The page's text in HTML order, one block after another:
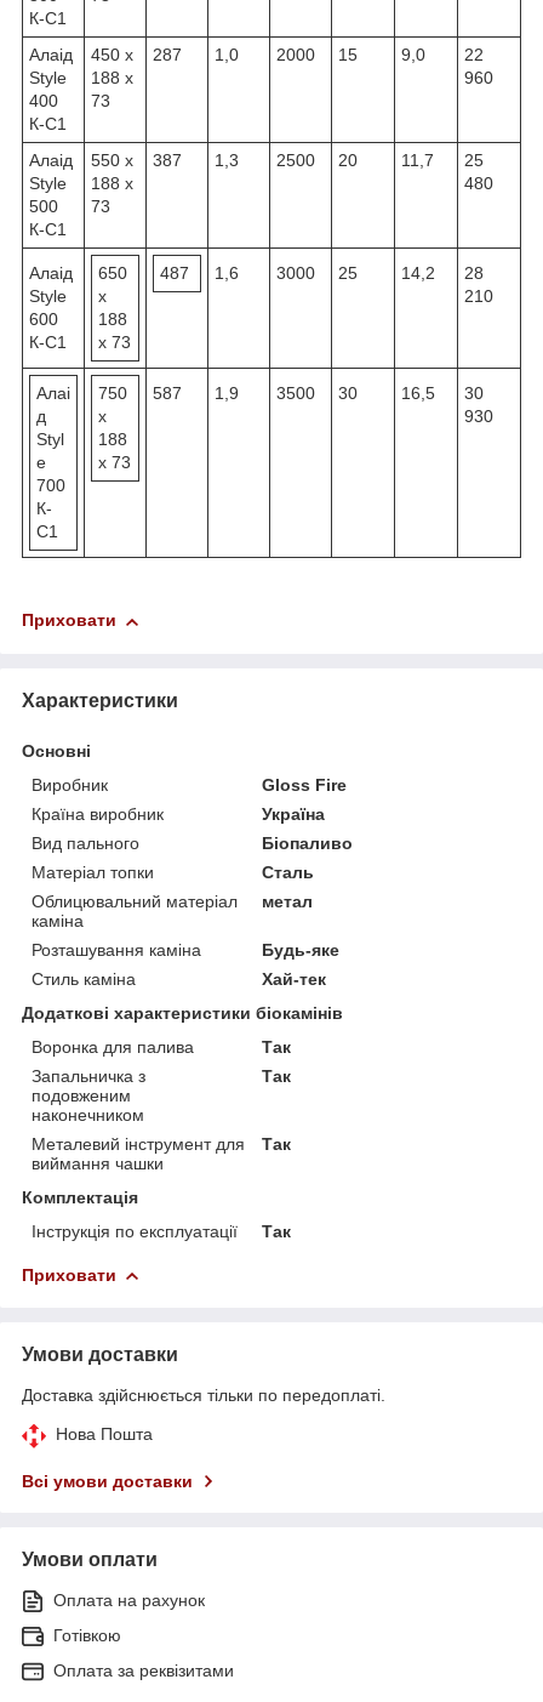
К-С1
Алаід
Style
400
К-С1
450 х
188 х
73
287 1,0 2000 15 9,0
22
960
Алаід
Style
500
К-С1
550 х
188 х
73
387 1,3 2500 20 11,7
25
480
Алаід
Style
600
К-С1
650
х
188
х 73
487 1,6 3000 25 14,2
28
210
Алаі
д
Styl
e
700
К-
С1
750
х
188
х 73
587 1,9 3500 30 16,5
30
930
Приховати
Характеристики
Основні
Виробник
Gloss Fire
Країна виробник
Україна
Вид пального
Біопаливо
Матеріал топки
Сталь
Облицювальний матеріал
каміна
метал
Розташування каміна
Будь-яке
Стиль каміна
Хай-тек
Додаткові характеристики біокамінів
Воронка для палива
Так
Запальничка з
подовженим
наконечником
Так
Металевий інструмент для
виймання чашки
Так
Комплектація
Інструкція по експлуатації
Так
Приховати
Умови доставки
Доставка здійснюється тільки по передоплаті.
Нова Пошта
Всі умови доставки
Умови оплати
Оплата на рахунок
Готівкою
Оплата за реквізитами